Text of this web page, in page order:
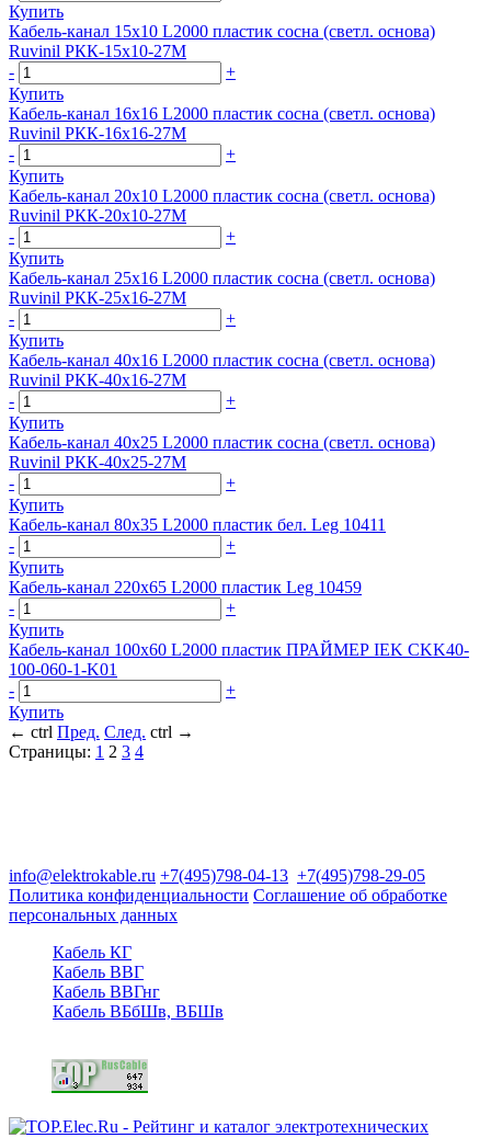
Купить
Кабель-канал 15х10 L2000 пластик сосна (светл. основа)
Ruvinil РКК-15х10-27М
-
+
Купить
Кабель-канал 16х16 L2000 пластик сосна (светл. основа)
Ruvinil РКК-16х16-27М
-
+
Купить
Кабель-канал 20х10 L2000 пластик сосна (светл. основа)
Ruvinil РКК-20х10-27М
-
+
Купить
Кабель-канал 25х16 L2000 пластик сосна (светл. основа)
Ruvinil РКК-25х16-27М
-
+
Купить
Кабель-канал 40х16 L2000 пластик сосна (светл. основа)
Ruvinil РКК-40х16-27М
-
+
Купить
Кабель-канал 40х25 L2000 пластик сосна (светл. основа)
Ruvinil РКК-40х25-27М
-
+
Купить
Кабель-канал 80х35 L2000 пластик бел. Leg 10411
-
+
Купить
Кабель-канал 220х65 L2000 пластик Leg 10459
-
+
Купить
Кабель-канал 100х60 L2000 пластик ПРАЙМЕР IEK CKK40-
100-060-1-K01
-
+
Купить
← ctrl Пред. След. ctrl →
Страницы: 1 2 3 4
info@elektrokable.ru +7(495)798-04-13 +7(495)798-29-05
Политика конфиденциальности Соглашение об обработке
персональных данных
Кабель КГ
Кабель ВВГ
Кабель ВВГнг
Кабель ВБбШв, ВБШв